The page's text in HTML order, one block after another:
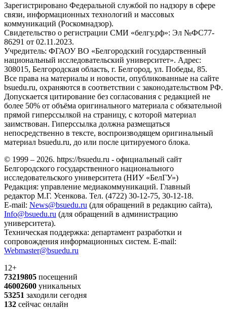
Зарегистрировано Федеральной службой по надзору в сфере
связи, информационных технологий и массовых
коммуникаций (Роскомнадзор).
Свидетельство о регистрации СМИ «белгу.рф»: Эл №ФС77-
86291 от 02.11.2023.
Учредитель: ФГАОУ ВО «Белгородский государственный
национальный исследовательский университет». Адрес:
308015, Белгородская область, г. Белгород, ул. Победы, 85.
Все права на материалы и новости, опубликованные на сайте
bsuedu.ru, охраняются в соответствии с законодательством РФ.
Допускается цитирование без согласования с редакцией не
более 50% от объёма оригинального материала с обязательной
прямой гиперссылкой на страницу, с которой материал
заимствован. Гиперссылка должна размещаться
непосредственно в тексте, воспроизводящем оригинальный
материал bsuedu.ru, до или после цитируемого блока.
© 1999 – 2026. https://bsuedu.ru - официальный сайт
Белгородского государственного национального
исследовательского университета (НИУ «БелГУ»)
Редакция: управление медиакоммуникаций. Главный
редактор М.Г. Усенкова. Тел. (4722) 30-12-75, 30-12-18.
E-mail: News@bsuedu.ru (для обращений в редакцию сайта),
Info@bsuedu.ru (для обращений в администрацию
университета).
Техническая поддержка: департамент разработки и
сопровождения информационных систем. E-mail:
Webmaster@bsuedu.ru
12+
73219805 посещений
46002600 уникальных
53251 заходили сегодня
132 сейчас онлайн